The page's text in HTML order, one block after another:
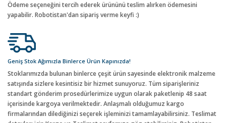
Ödeme seçeneğini tercih ederek ürününü teslim alırken ödemesini
yapabilir. Robotistan'dan sipariş verme keyfi :)
Geniş Stok Ağımızla Binlerce Ürün Kapınızda!
Stoklarımızda bulunan binlerce çeşit ürün sayesinde elektronik malzeme
satışında sizlere kesintisiz bir hizmet sunuyoruz. Tüm siparişleriniz
standart gönderim prosedürlerimize uygun olarak paketlenip 48 saat
içerisinde kargoya verilmektedir. Anlaşmalı olduğumuz kargo
firmalarından dilediğinizi seçerek işleminizi tamamlayabilirsiniz. Teslimat